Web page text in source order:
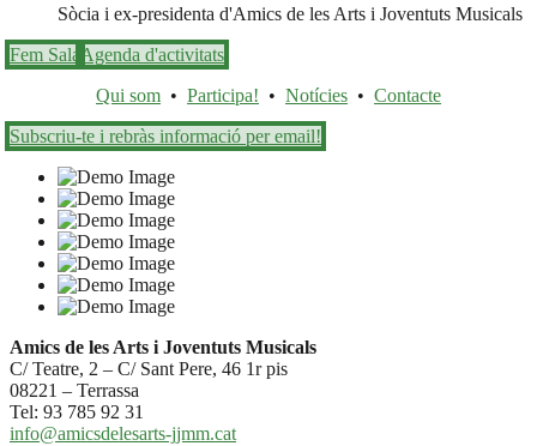
Sòcia i ex-presidenta d'Amics de les Arts i Joventuts Musicals
Fem Sala Agenda d'activitats
Qui som • Participa! • Notícies • Contacte
Subscriu-te i rebràs informació per email!
Amics de les Arts i Joventuts Musicals
C/ Teatre, 2 – C/ Sant Pere, 46 1r pis
08221 – Terrassa
Tel: 93 785 92 31
info@amicsdelesarts-jjmm.cat